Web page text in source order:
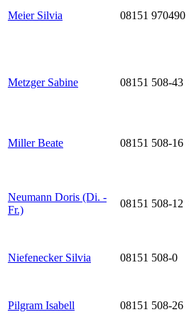
Meier Silvia 08151 970490
Metzger Sabine 08151 508-43
Miller Beate 08151 508-16
Neumann Doris (Di. -
Fr.)
08151 508-12
Niefenecker Silvia 08151 508-0
Pilgram Isabell 08151 508-26